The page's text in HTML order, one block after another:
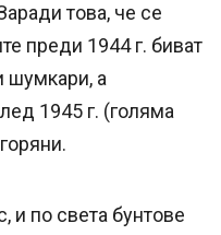
това, че се
преди 1944 г. биват
шумкари, а
1945 г. (голяма
и по света бунтове